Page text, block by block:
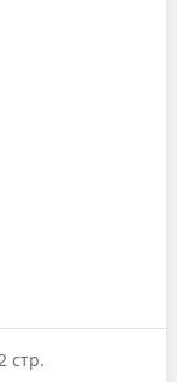
стр.